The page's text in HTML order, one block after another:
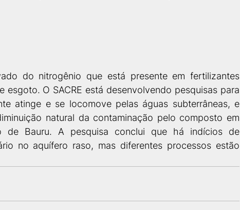
do nitrogênio que está presente em fertilizantes
esgoto. O SACRE está desenvolvendo pesquisas para
atinge e se locomove pelas águas subterrâneas, e
natural da contaminação pelo composto em
de Bauru. A pesquisa conclui que há indícios de
no aquífero raso, mas diferentes processos estão